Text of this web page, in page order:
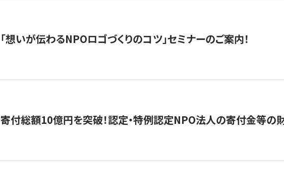
「想いが伝わるNPOロゴづくりのコツ」セミナーのご案内！
寄付総額10億円を突破！認定・特例認定NPO法人の寄付金等の